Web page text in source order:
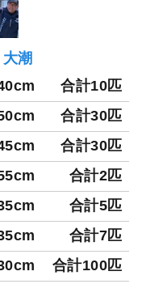
潮
合計10匹
合計30匹
合計30匹
合計2匹
合計5匹
合計7匹
合計100匹